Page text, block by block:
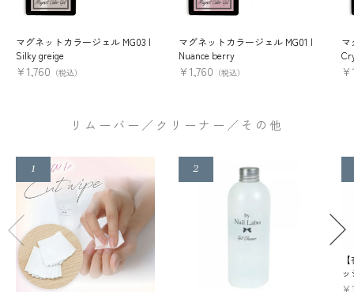
マグネットカラージェル MG03 |
Silky greige
¥1,760 （税込）
マグネットカラージェル MG01 |
Nuance berry
¥1,760 （税込）
マ
¥
リムーバー／クリーナー／その他
¥